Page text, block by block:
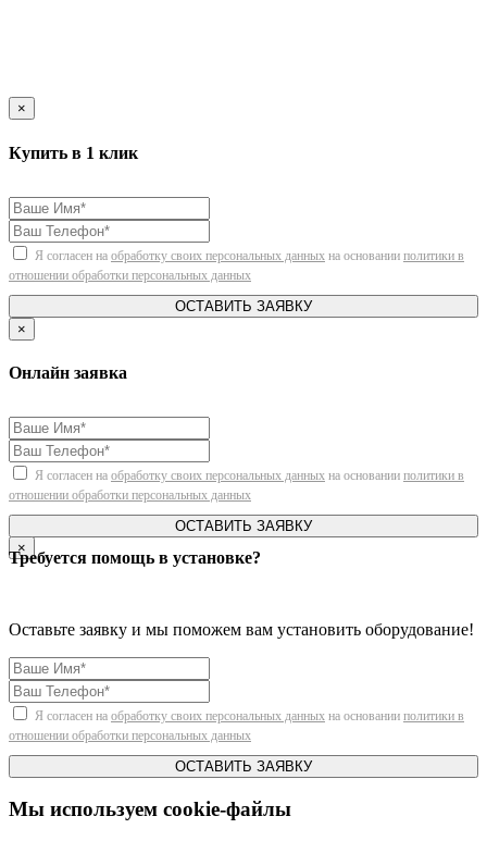
×
Купить в 1 клик
Я согласен на обработку своих персональных данных на основании политики в
отношении обработки персональных данных
ОСТАВИТЬ ЗАЯВКУ
×
Онлайн заявка
Я согласен на обработку своих персональных данных на основании политики в
отношении обработки персональных данных
ОСТАВИТЬ ЗАЯВКУ
×
Требуется помощь в установке?
Оставьте заявку и мы поможем вам установить оборудование!
Я согласен на обработку своих персональных данных на основании политики в
отношении обработки персональных данных
ОСТАВИТЬ ЗАЯВКУ
Мы используем cookie-файлы